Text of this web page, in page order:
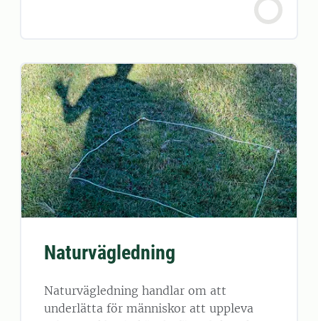
Naturvägledning
Naturvägledning handlar om att
underlätta för människor att uppleva